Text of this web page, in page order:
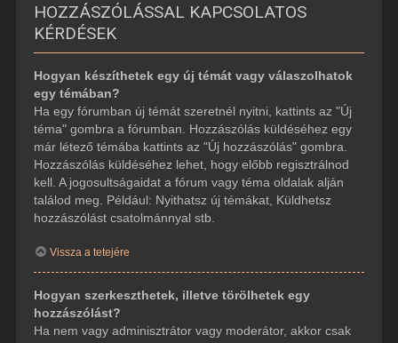
HOZZÁSZÓLÁSSAL KAPCSOLATOS
KÉRDÉSEK
Hogyan készíthetek egy új témát vagy válaszolhatok
egy témában?
Ha egy fórumban új témát szeretnél nyitni, kattints az "Új
téma" gombra a fórumban. Hozzászólás küldéséhez egy
már létező témába kattints az "Új hozzászólás" gombra.
Hozzászólás küldéséhez lehet, hogy előbb regisztrálnod
kell. A jogosultságaidat a fórum vagy téma oldalak alján
találod meg. Például: Nyithatsz új témákat, Küldhetsz
hozzászólást csatolmánnyal stb.
Vissza a tetejére
Hogyan szerkeszthetek, illetve törölhetek egy
hozzászólást?
Ha nem vagy adminisztrátor vagy moderátor, akkor csak